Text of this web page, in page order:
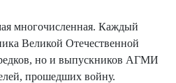
многочисленная. Каждый
Великой Отечественной
но и выпускников АГМИ
прошедших войну.